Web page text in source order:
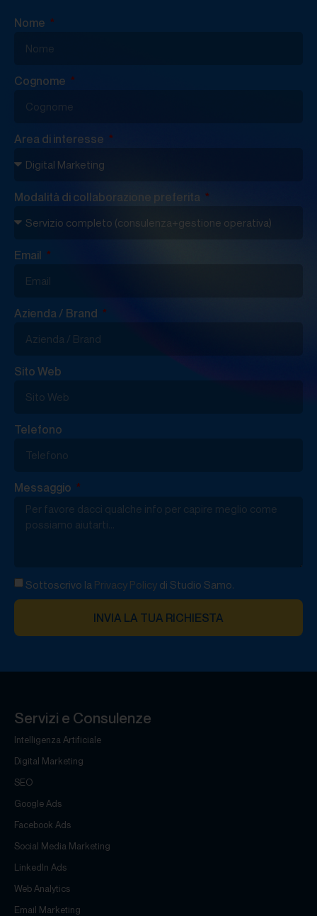
Nome
Cognome
Area di interesse
Modalità di collaborazione preferita
Email
Azienda / Brand
Sito Web
Telefono
Messaggio
Sottoscrivo la Privacy Policy di Studio Samo.
INVIA LA TUA RICHIESTA
Servizi e Consulenze
Intelligenza Artificiale
Digital Marketing
SEO
Google Ads
Facebook Ads
Social Media Marketing
LinkedIn Ads
Web Analytics
Email Marketing